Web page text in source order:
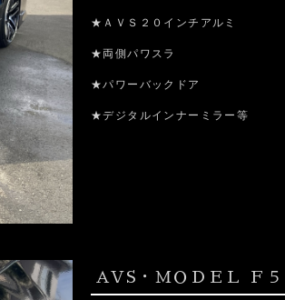
★ＡＶＳ２０インチアルミ
★両側パワスラ
★パワーバックドア
★デジタルインナーミラー等
AVS・ＭＯＤＥＬ Ｆ